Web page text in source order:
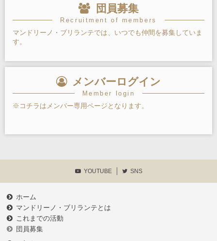
団員募集
Recruitment of members
マンドリーノ・ブリランテでは、いつでも仲間を募集していま
す。
メンバーログイン
Member login
※コチラはメンバー専用ページとなります。
YOUTUBE SNS
ホーム
マンドリーノ・ブリランテとは
これまでの活動
団員募集